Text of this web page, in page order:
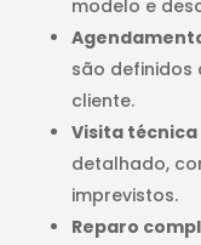
modelo e
são definidos
cliente.
Visita técnica
detalhado,
imprevistos.
Reparo